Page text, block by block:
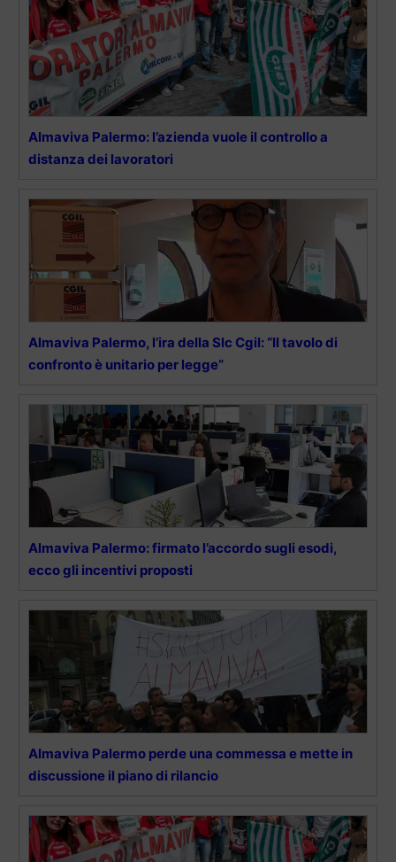
Almaviva Palermo: l’azienda vuole il controllo a
distanza dei lavoratori
Almaviva Palermo, l’ira della Slc Cgil: “Il tavolo di
confronto è unitario per legge”
Almaviva Palermo: firmato l’accordo sugli esodi,
ecco gli incentivi proposti
Almaviva Palermo perde una commessa e mette in
discussione il piano di rilancio